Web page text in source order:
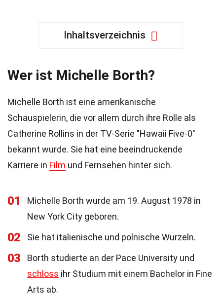
Inhaltsverzeichnis
Wer ist Michelle Borth?
Michelle Borth ist eine amerikanische
Schauspielerin, die vor allem durch ihre Rolle als
Catherine Rollins in der TV-Serie "Hawaii Five-0"
bekannt wurde. Sie hat eine beeindruckende
Karriere in Film und Fernsehen hinter sich.
01
Michelle Borth wurde am 19. August 1978 in
New York City geboren.
02 Sie hat italienische und polnische Wurzeln.
03
Borth studierte an der Pace University und
schloss ihr Studium mit einem Bachelor in Fine
Arts ab.